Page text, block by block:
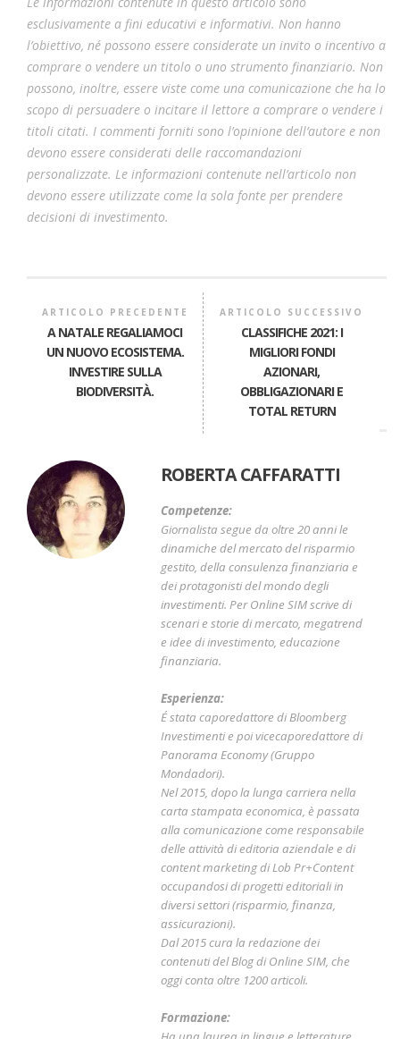
esclusivamente a fini educativi e informativi. Non hanno
l’obiettivo, né possono essere considerate un invito o incentivo a
comprare o vendere un titolo o uno strumento finanziario. Non
possono, inoltre, essere viste come una comunicazione che ha lo
scopo di persuadere o incitare il lettore a comprare o vendere i
titoli citati. I commenti forniti sono l’opinione dell’autore e non
devono essere considerati delle raccomandazioni
personalizzate. Le informazioni contenute nell’articolo non
devono essere utilizzate come la sola fonte per prendere
decisioni di investimento.
ARTICOLO PRECEDENTE
A NATALE REGALIAMOCI
UN NUOVO ECOSISTEMA.
INVESTIRE SULLA
BIODIVERSITÀ.
ARTICOLO SUCCESSIVO
CLASSIFICHE 2021: I
MIGLIORI FONDI
AZIONARI,
OBBLIGAZIONARI E
TOTAL RETURN
ROBERTA CAFFARATTI
Competenze:
Giornalista segue da oltre 20 anni le
dinamiche del mercato del risparmio
gestito, della consulenza finanziaria e
dei protagonisti del mondo degli
investimenti. Per Online SIM scrive di
scenari e storie di mercato, megatrend
e idee di investimento, educazione
finanziaria.
Esperienza:
É stata caporedattore di Bloomberg
Investimenti e poi vicecaporedattore di
Panorama Economy (Gruppo
Mondadori).
Nel 2015, dopo la lunga carriera nella
carta stampata economica, è passata
alla comunicazione come responsabile
delle attività di editoria aziendale e di
content marketing di Lob Pr+Content
occupandosi di progetti editoriali in
diversi settori (risparmio, finanza,
assicurazioni).
Dal 2015 cura la redazione dei
contenuti del Blog di Online SIM, che
oggi conta oltre 1200 articoli.
Formazione: